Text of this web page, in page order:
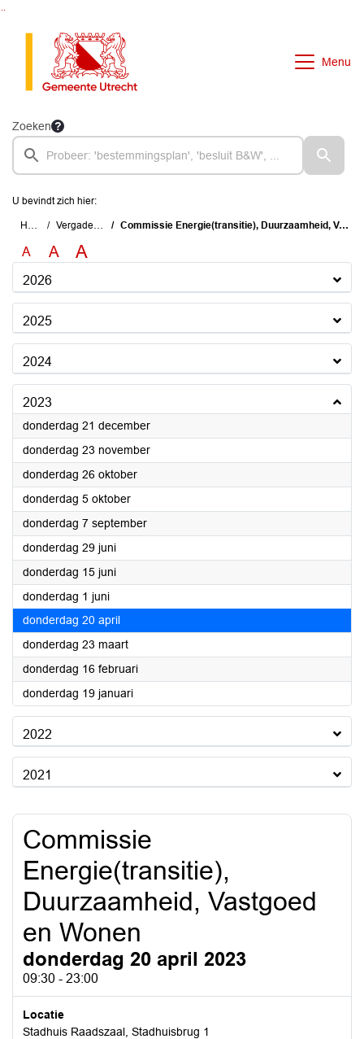
Menu
Zoeken
U bevindt zich hier:
Home Vergaderingen Commissie Energie(transitie), Duurzaamheid, Vastgoed en Wonen
A A A
2026
2025
2024
2023
donderdag 21 december2023
donderdag 23 november2023
donderdag 26 oktober2023
donderdag 5 oktober2023
donderdag 7 september2023
donderdag 29 juni2023
donderdag 15 juni2023
donderdag 1 juni2023
donderdag 20 april2023
donderdag 23 maart2023
donderdag 16 februari2023
donderdag 19 januari2023
2022
2021
Commissie
Energie(transitie),
Duurzaamheid, Vastgoed
en Wonen
donderdag 20 april 2023
09:30 - 23:00
Locatie
Stadhuis Raadszaal, Stadhuisbrug 1